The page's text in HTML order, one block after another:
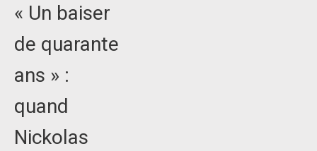
« Un baiser
de quarante
ans » :
quand
Nickolas